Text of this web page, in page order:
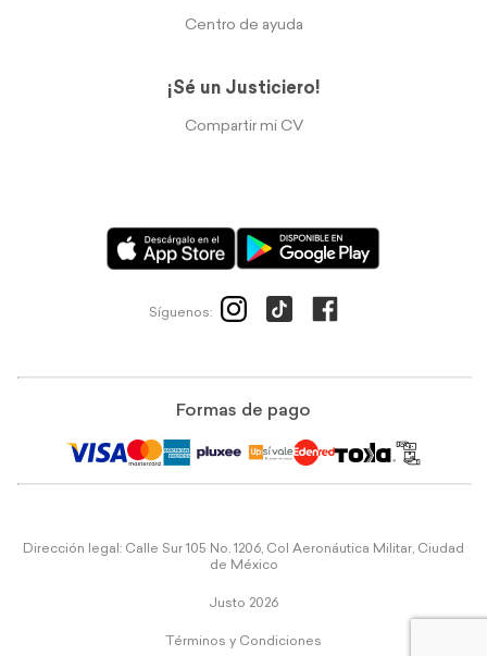
Centro de ayuda
¡Sé un Justiciero!
Compartir mi CV
Síguenos:
Formas de pago
Dirección legal: Calle Sur 105 No. 1206, Col Aeronáutica Militar, Ciudad
de México
Justo 2026
Términos y Condiciones